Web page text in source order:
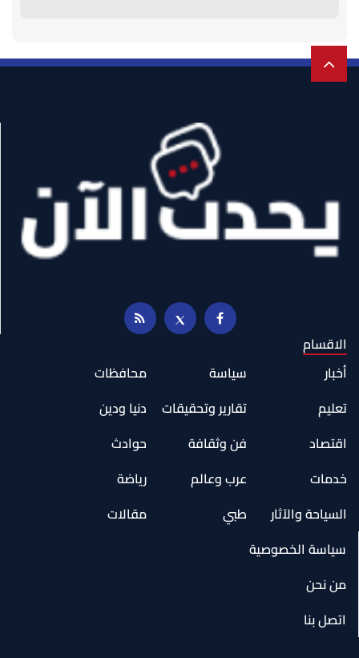
الاقسام
أخبار
سياسة
محافظات
تعليم
تقارير وتحقيقات
دنيا ودين
اقتصاد
فن وثقافة
حوادث
خدمات
عرب وعالم
رياضة
السياحة والآثار
طبي
مقالات
سياسة الخصوصية
من نحن
اتصل بنا